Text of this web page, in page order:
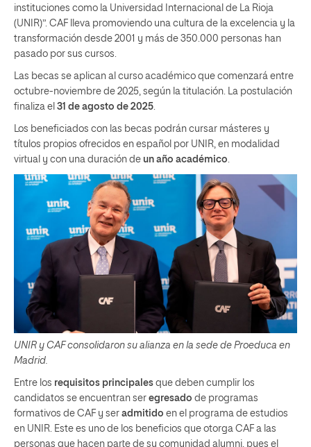
instituciones como la Universidad Internacional de La Rioja
(UNIR)”. CAF lleva promoviendo una cultura de la excelencia y la
transformación desde 2001 y más de 350.000 personas han
pasado por sus cursos.
Las becas se aplican al curso académico que comenzará entre
octubre-noviembre de 2025, según la titulación. La postulación
finaliza el 31 de agosto de 2025.
Los beneficiados con las becas podrán cursar másteres y
títulos propios ofrecidos en español por UNIR, en modalidad
virtual y con una duración de un año académico.
UNIR y CAF consolidaron su alianza en la sede de Proeduca en
Madrid.
Entre los requisitos principales que deben cumplir los
candidatos se encuentran ser egresado de programas
formativos de CAF y ser admitido en el programa de estudios
en UNIR. Este es uno de los beneficios que otorga CAF a las
personas que hacen parte de su comunidad alumni, pues el